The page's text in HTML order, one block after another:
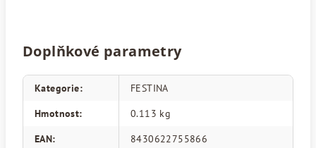
Doplňkové parametry
Kategorie:
FESTINA
Hmotnost:
0.113 kg
EAN:
8430622755866